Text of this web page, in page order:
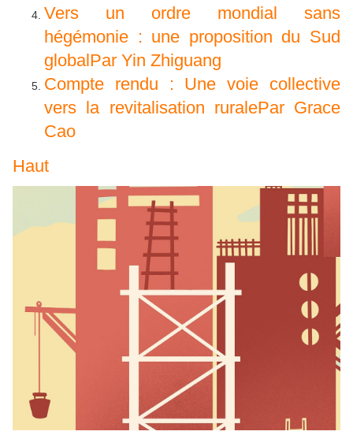
Vers un ordre mondial sans
hégémonie : une proposition du Sud
globalPar Yin Zhiguang
Compte rendu : Une voie collective
vers la revitalisation ruralePar Grace
Cao
Haut